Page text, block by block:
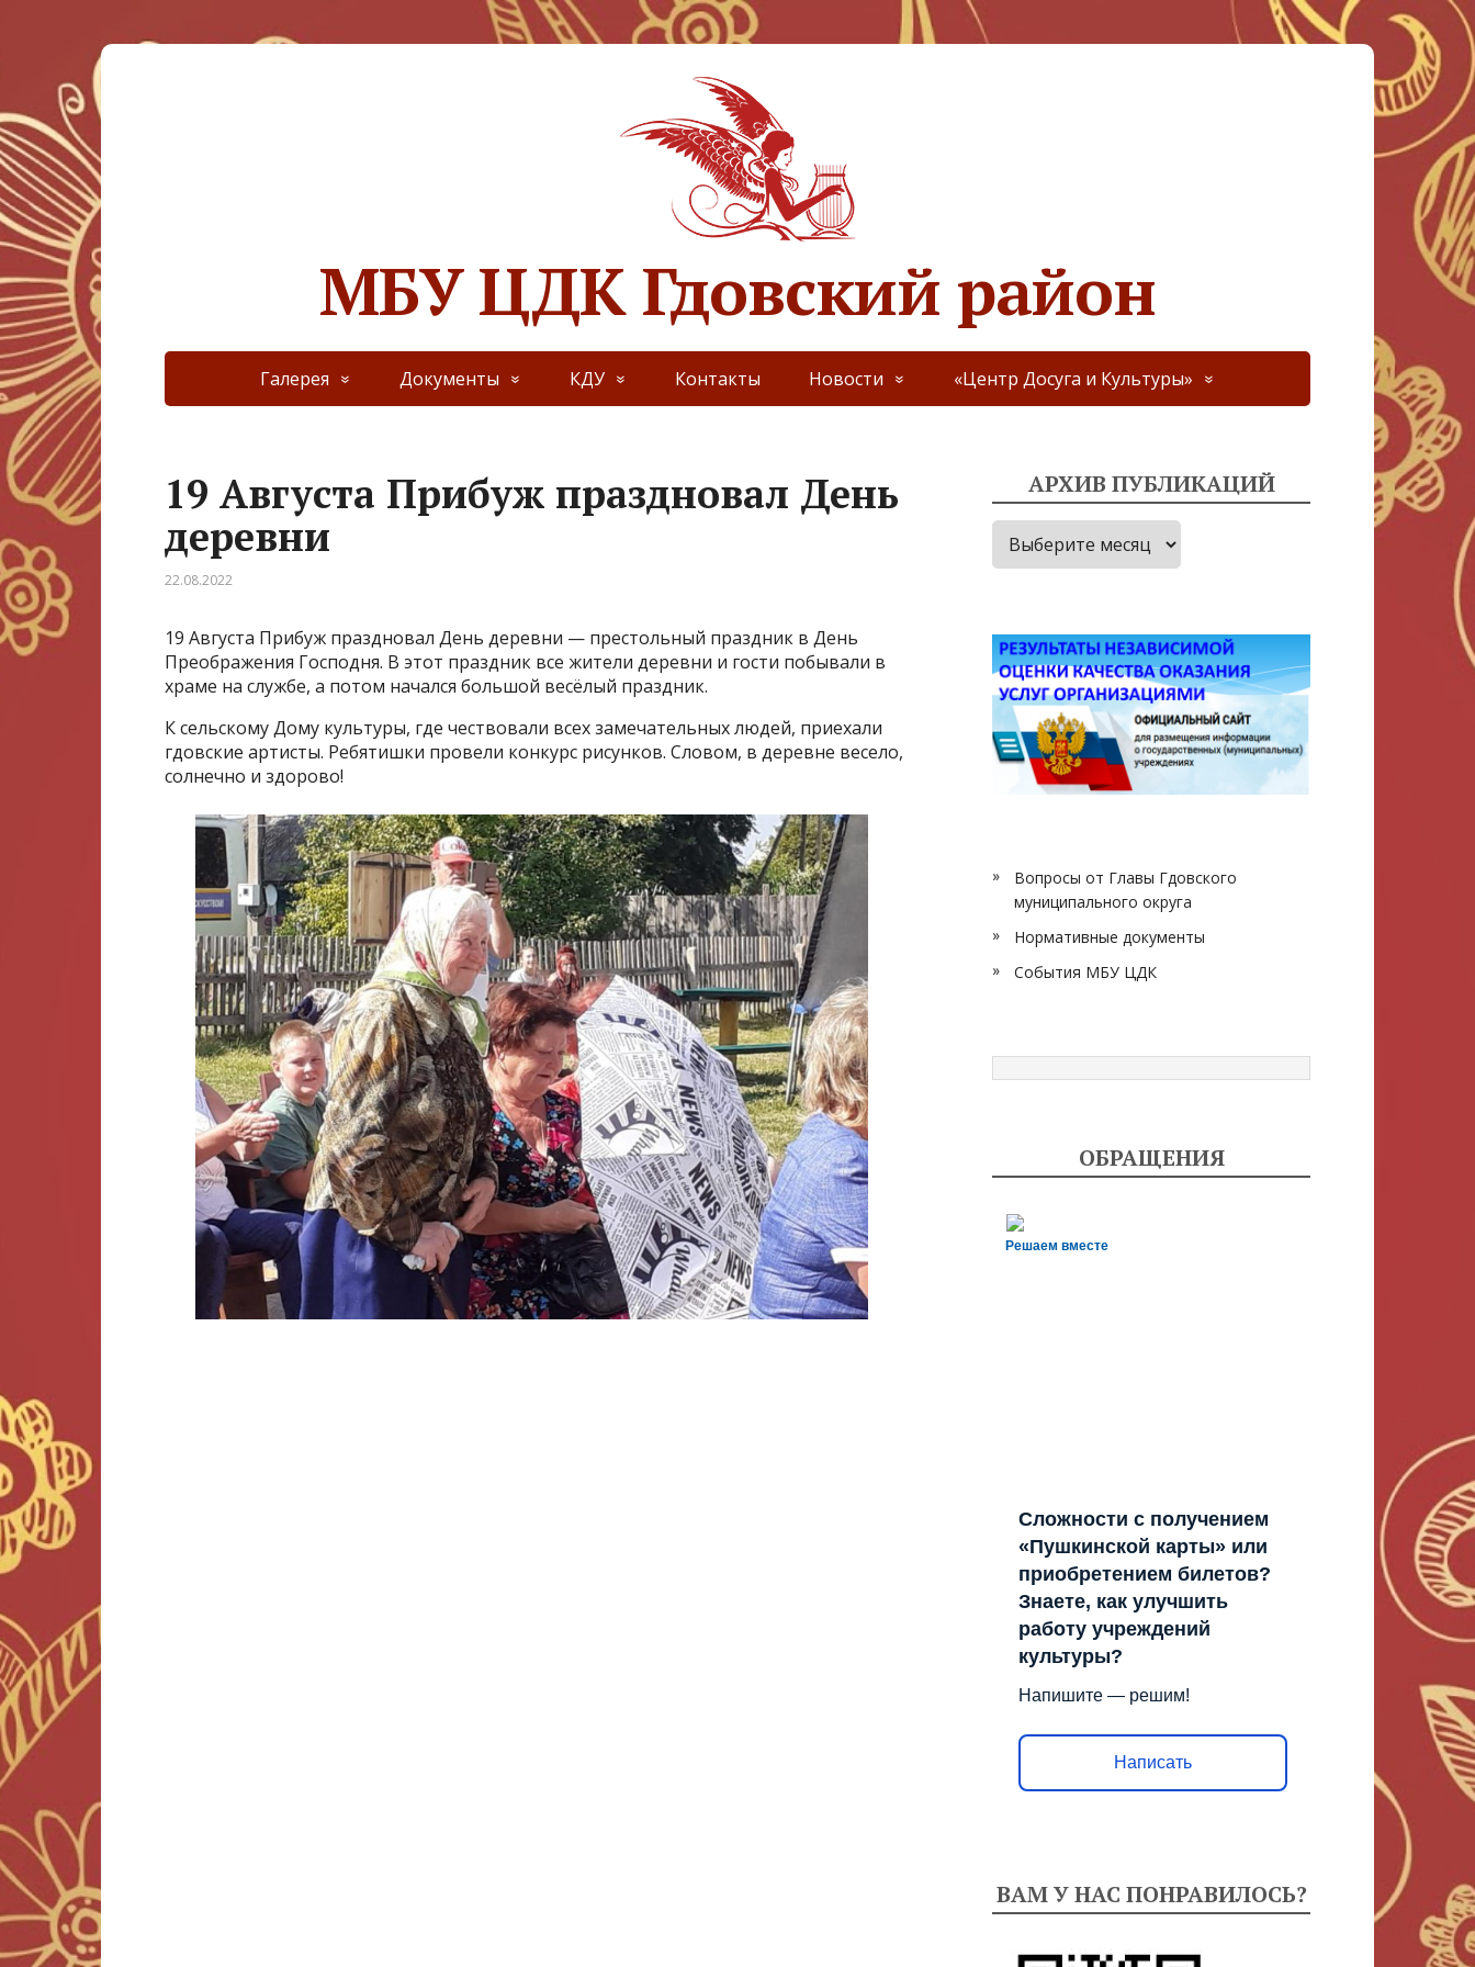
МБУ ЦДК Гдовский район
Галерея Документы КДУ Контакты Новости «Центр Досуга и Культуры»
19 Августа Прибуж праздновал День
деревни
22.08.2022
19 Августа Прибуж праздновал День деревни — престольный праздник в День
Преображения Господня. В этот праздник все жители деревни и гости побывали в
храме на службе, а потом начался большой весёлый праздник.
К сельскому Дому культуры, где чествовали всех замечательных людей, приехали
гдовские артисты. Ребятишки провели конкурс рисунков. Словом, в деревне весело,
солнечно и здорово!
АРХИВ ПУБЛИКАЦИЙ
Архив
публикаций
Вопросы от Главы Гдовского
муниципального округа
Нормативные документы
События МБУ ЦДК
ОБРАЩЕНИЯ
Решаем вместе
Сложности с получением
«Пушкинской карты» или
приобретением билетов?
Знаете, как улучшить
работу учреждений
культуры?
Напишите — решим!
Написать
ВАМ У НАС ПОНРАВИЛОСЬ?